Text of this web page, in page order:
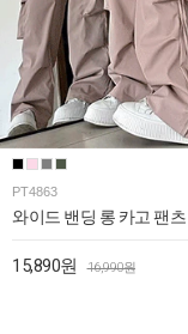
PT4863
와이드 밴딩 롱 카고 팬츠
15,890원 16,990원